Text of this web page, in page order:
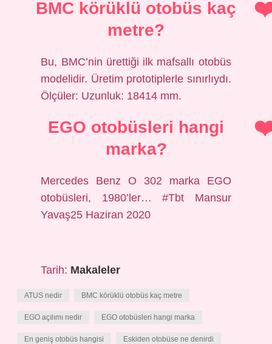
BMC körüklü otobüs kaç
metre?
Bu, BMC’nin ürettiği ilk mafsallı otobüs
modelidir. Üretim prototiplerle sınırlıydı.
Ölçüler: Uzunluk: 18414 mm.
EGO otobüsleri hangi
marka?
Mercedes Benz O 302 marka EGO
otobüsleri, 1980’ler… #Tbt Mansur
Yavaş25 Haziran 2020
Tarih: Makaleler
ATUS nedir BMC körüklü otobüs kaç metre
EGO açılımı nedir EGO otobüsleri hangi marka
En geniş otobüs hangisi Eskiden otobüse ne denirdi